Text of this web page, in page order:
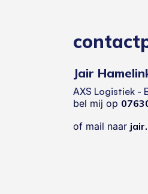
Jair
AXS Logistiek -
bel mij op
of mail naar